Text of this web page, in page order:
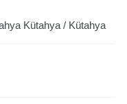
Kütahya / Kütahya